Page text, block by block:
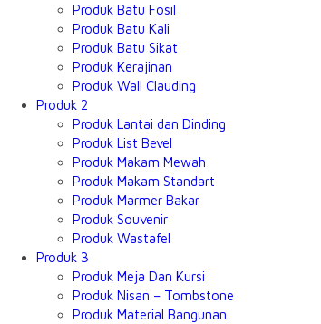
Produk Batu Fosil
Produk Batu Kali
Produk Batu Sikat
Produk Kerajinan
Produk Wall Clauding
Produk 2
Produk Lantai dan Dinding
Produk List Bevel
Produk Makam Mewah
Produk Makam Standart
Produk Marmer Bakar
Produk Souvenir
Produk Wastafel
Produk 3
Produk Meja Dan Kursi
Produk Nisan – Tombstone
Produk Material Bangunan